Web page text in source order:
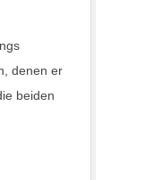
denen er
beiden